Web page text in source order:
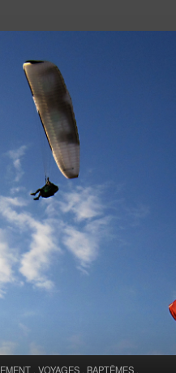
VOYAGES BAPTÊMES